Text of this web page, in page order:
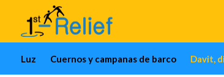
Luz Cuernos y campanas de barco Davit,